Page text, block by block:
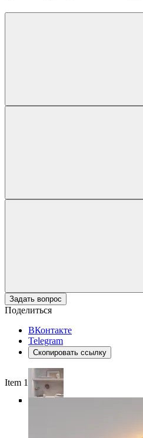
Задать вопрос
Поделиться
ВКонтакте
Telegram
Скопировать ссылку
Item 1 of 4